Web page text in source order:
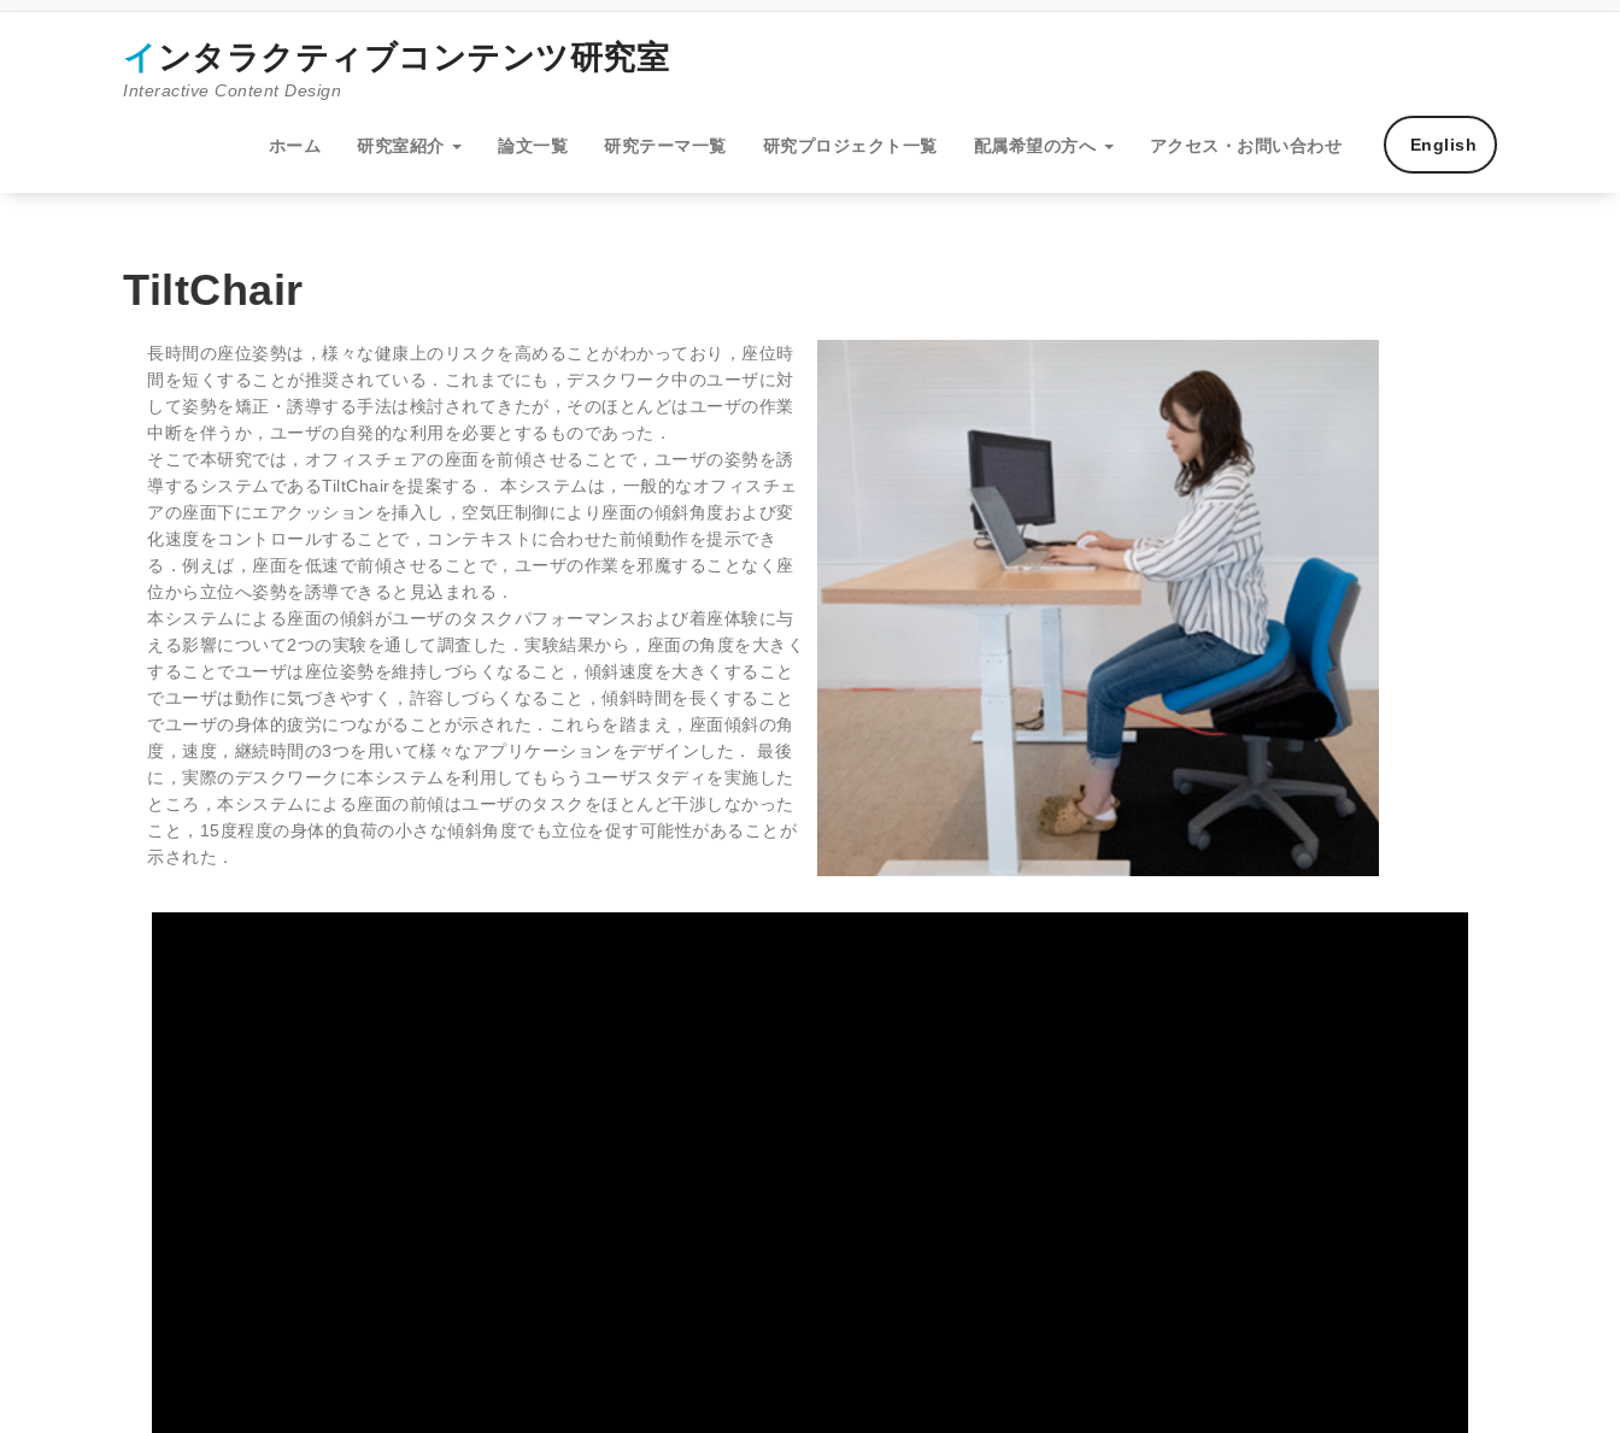
コ
インタラクティブコンテンツ研究室
Interactive Content Design
ホーム 研究室紹介 論文一覧 研究テーマ一覧 研究プロジェクト一覧 配属希望の方へ アクセス・お問い合わせ English
TiltChair
長時間の座位姿勢は，様々な健康上のリスクを高めることがわかっており，座位時
間を短くすることが推奨されている．これまでにも，デスクワーク中のユーザに対
して姿勢を矯正・誘導する手法は検討されてきたが，そのほとんどはユーザの作業
中断を伴うか，ユーザの自発的な利用を必要とするものであった．
そこで本研究では，オフィスチェアの座面を前傾させることで，ユーザの姿勢を誘
導するシステムであるTiltChairを提案する． 本システムは，一般的なオフィスチェ
アの座面下にエアクッションを挿入し，空気圧制御により座面の傾斜角度および変
化速度をコントロールすることで，コンテキストに合わせた前傾動作を提示でき
る．例えば，座面を低速で前傾させることで，ユーザの作業を邪魔することなく座
位から立位へ姿勢を誘導できると見込まれる．
本システムによる座面の傾斜がユーザのタスクパフォーマンスおよび着座体験に与
える影響について2つの実験を通して調査した．実験結果から，座面の角度を大きく
することでユーザは座位姿勢を維持しづらくなること，傾斜速度を大きくすること
でユーザは動作に気づきやすく，許容しづらくなること，傾斜時間を長くすること
でユーザの身体的疲労につながることが示された．これらを踏まえ，座面傾斜の角
度，速度，継続時間の3つを用いて様々なアプリケーションをデザインした． 最後
に，実際のデスクワークに本システムを利用してもらうユーザスタディを実施した
ところ，本システムによる座面の前傾はユーザのタスクをほとんど干渉しなかった
こと，15度程度の身体的負荷の小さな傾斜角度でも立位を促す可能性があることが
示された．